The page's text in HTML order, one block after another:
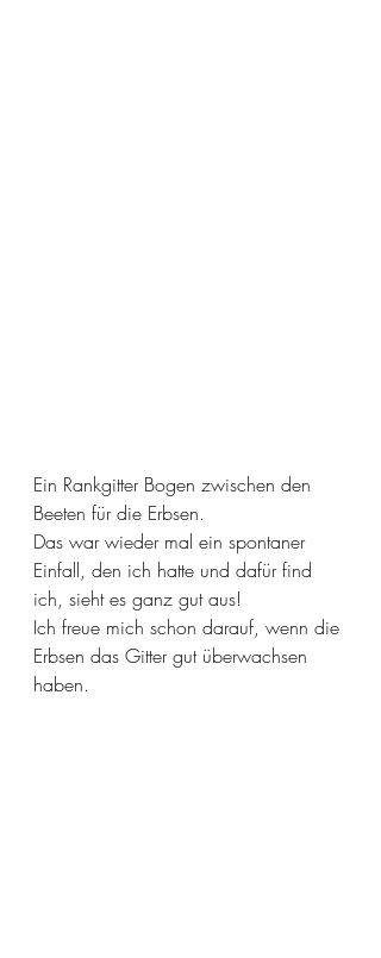
Ein Rankgitter Bogen zwischen den
Beeten für die Erbsen.
Das war wieder mal ein spontaner
Einfall, den ich hatte und dafür find
ich, sieht es ganz gut aus!
Ich freue mich schon darauf, wenn die
Erbsen das Gitter gut überwachsen
haben.